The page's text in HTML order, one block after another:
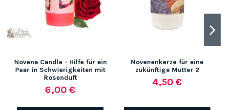
Novena Candle - Hilfe für ein
Paar in Schwierigkeiten mit
Rosenduft
6,00 €
Novenenkerze für eine
zukünftige Mutter 2
4,50 €